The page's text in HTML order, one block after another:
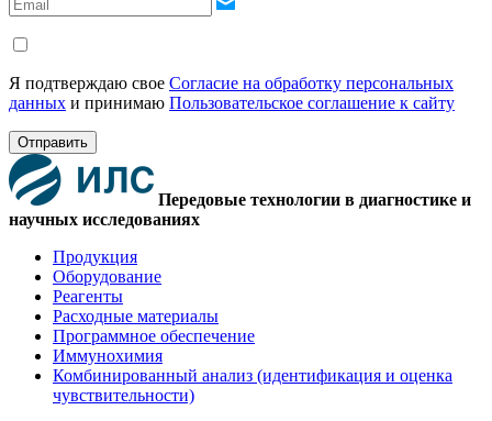
Я подтверждаю свое Согласие на обработку персональных
данных и принимаю Пользовательское соглашение к сайту
Отправить
Передовые технологии в диагностике и
научных исследованиях
Продукция
Оборудование
Реагенты
Расходные материалы
Программное обеспечение
Иммунохимия
Комбинированный анализ (идентификация и оценка
чувствительности)